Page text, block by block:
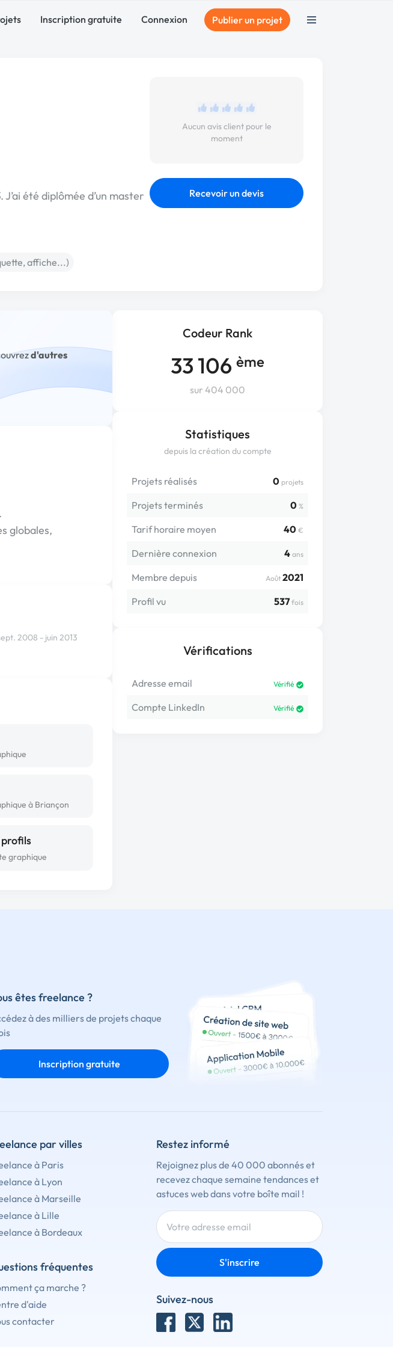
Inscription gratuite Connexion Publier un projet
été diplômée d’un master
affiche...)
Aucun avis client pour le
moment
Recevoir un devis
Codeur Rank
33 106 ème
sur 404 000
Statistiques
depuis la création du compte
Projets réalisés 0 projets
Projets terminés 0 %
Tarif horaire moyen 40 €
Dernière connexion 4 ans
Membre depuis Août 2021
Profil vu
537 fois
Vérifications
Adresse email Vérifié
Compte LinkedIn Vérifié
d'autres
globales,
2008 - juin 2013
à Briançon
profils
graphique
êtes freelance ?
à des milliers de projets chaque
Inscription gratuite
par villes
à Paris
à Lyon
à Marseille
à Lille
à Bordeaux
fréquentes
ça marche ?
d'aide
contacter
Restez informé
Rejoignez plus de 40 000 abonnés et
recevez chaque semaine tendances et
astuces web dans votre boîte mail !
S'inscrire
Suivez-nous